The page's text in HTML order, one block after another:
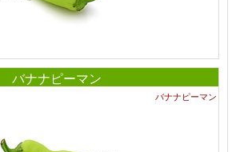
バナナピーマン
バナナピーマン